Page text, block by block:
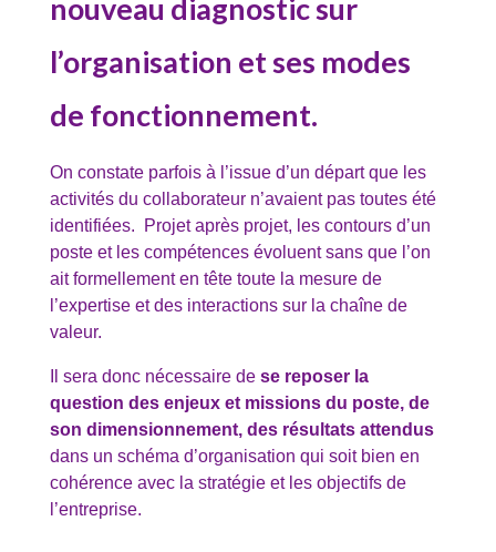
nouveau diagnostic sur
l’organisation et ses modes
de fonctionnement.
On constate parfois à l’issue d’un départ que les
activités du collaborateur n’avaient pas toutes été
identifiées. Projet après projet, les contours d’un
poste et les compétences évoluent sans que l’on
ait formellement en tête toute la mesure de
l’expertise et des interactions sur la chaîne de
valeur.
Il sera donc nécessaire de se reposer la
question des enjeux et missions du poste, de
son dimensionnement, des résultats attendus
dans un schéma d’organisation qui soit bien en
cohérence avec la stratégie et les objectifs de
l’entreprise.